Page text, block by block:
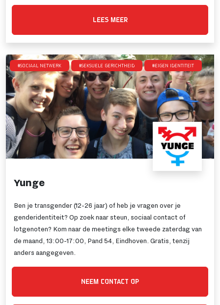
LEES MEER
#Sociaal netwerk #Seksuele gerichtheid #Eigen identiteit
Yunge
Ben je transgender (12-26 jaar) of heb je vragen over je
genderidentiteit? Op zoek naar steun, sociaal contact of
lotgenoten? Kom naar de meetings elke tweede zaterdag van
de maand, 13:00-17:00, Pand 54, Eindhoven. Gratis, tenzij
anders aangegeven.
NEEM CONTACT OP